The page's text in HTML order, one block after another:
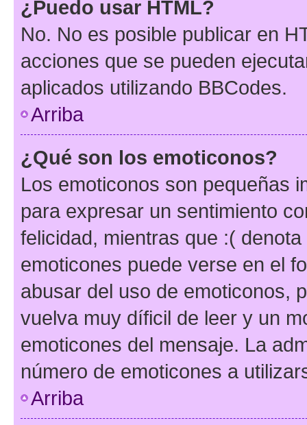
¿Puedo usar HTML?
No. No es posible publicar en
acciones que se pueden
aplicados utilizando BBCodes.
Arriba
¿Qué son los emoticonos?
Los emoticonos son pequeñas
para expresar un sentimiento
felicidad, mientras que :(
emoticones puede verse en el
abusar del uso de emoticonos,
vuelva muy díficil de leer y un
emoticones del mensaje. La
número de emoticones a
Arriba